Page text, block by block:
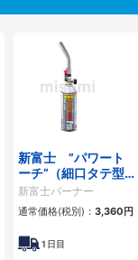
新富士 ”パワート
ーチ”（細口タテ型
タイプ）
新富士バーナー
通常価格(税別)： 3,360円
1 日目